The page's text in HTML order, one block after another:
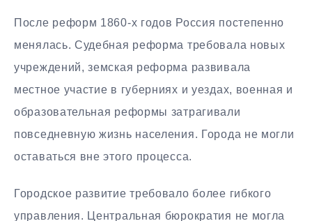
После реформ 1860-х годов Россия постепенно
менялась. Судебная реформа требовала новых
учреждений, земская реформа развивала
местное участие в губерниях и уездах, военная и
образовательная реформы затрагивали
повседневную жизнь населения. Города не могли
оставаться вне этого процесса.
Городское развитие требовало более гибкого
управления. Центральная бюрократия не могла